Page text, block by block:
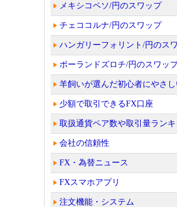
メキシコペソ/円のスワップ
チェココルナ/円のスワップ
ハンガリーフォリント/円のス
ポーランドズロチ/円のスワッ
羊飼いが選んだ初心者にやさ
少額で取引できるFX口座
取扱通貨ペア数や取引量ラン
会社の信頼性
FX・為替ニュース
FXスマホアプリ
注文機能・システム